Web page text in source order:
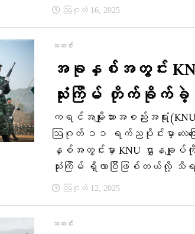
ဩဂုတ် 16, 2025
သတင်း
အခုနှစ်အတွင်း
သုံးကြိမ် တိုက်ခိုက်ခဲ့
ကရင်အမျိုးသားအစည်းအရုံး
ဩဂုတ် ၁၁ ရက်ညပိုင်းမှာ လေ
နှစ်အတွင်းမှာ KNU ဌာနချုပ်
သုံးကြိမ် ရှိလာပြီဖြစ်တယ်လို့ သိ
ဩဂုတ် 12, 2025
သတင်း